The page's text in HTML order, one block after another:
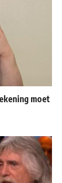
moet